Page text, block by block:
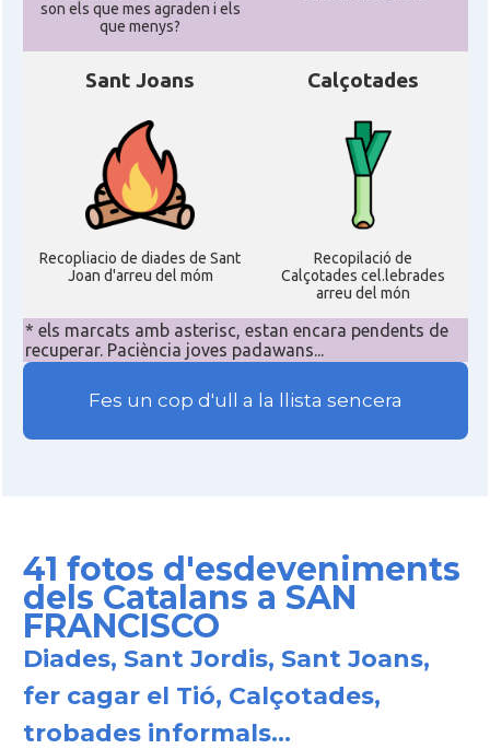
son els que mes agraden i els
que menys?
Sant Joans
Recopliacio de diades de Sant
Joan d'arreu del móm
Calçotades
Recopilació de
Calçotades cel.lebrades
arreu del món
* els marcats amb asterisc, estan encara pendents de
recuperar. Paciència joves padawans...
Fes un cop d'ull a la llista sencera
41 fotos d'esdeveniments
dels Catalans a SAN
FRANCISCO
Diades, Sant Jordis, Sant Joans,
fer cagar el Tió, Calçotades,
trobades informals...